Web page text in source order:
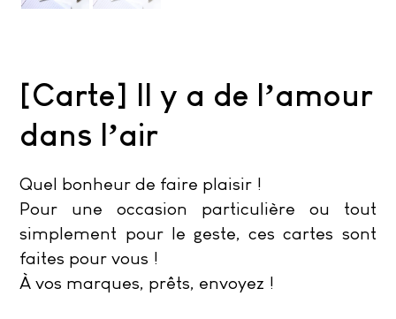
[Carte] Il y a de l’amour
dans l’air
Quel bonheur de faire plaisir !
Pour une occasion particulière ou tout
simplement pour le geste, ces cartes sont
faites pour vous !
À vos marques, prêts, envoyez !